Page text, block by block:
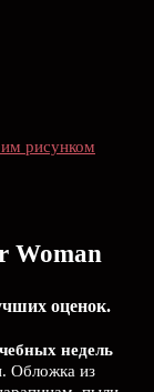
рисунком
Woman
оценок.
недель
Обложка из